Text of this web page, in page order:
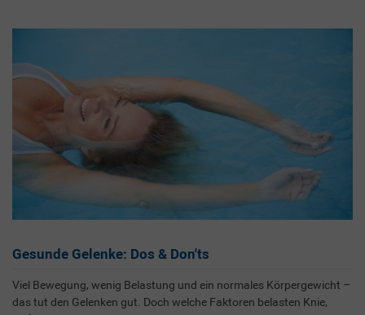
Gesunde Gelenke: Dos & Don'ts
Viel Bewegung, wenig Belastung und ein normales Körpergewicht –
das tut den Gelenken gut. Doch welche Faktoren belasten Knie,